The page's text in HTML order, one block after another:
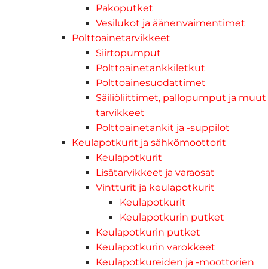
Pakoputket
Vesilukot ja äänenvaimentimet
Polttoainetarvikkeet
Siirtopumput
Polttoainetankkiletkut
Polttoainesuodattimet
Säiliöliittimet, pallopumput ja muut
tarvikkeet
Polttoainetankit ja -suppilot
Keulapotkurit ja sähkömoottorit
Keulapotkurit
Lisätarvikkeet ja varaosat
Vintturit ja keulapotkurit
Keulapotkurit
Keulapotkurin putket
Keulapotkurin putket
Keulapotkurin varokkeet
Keulapotkureiden ja -moottorien